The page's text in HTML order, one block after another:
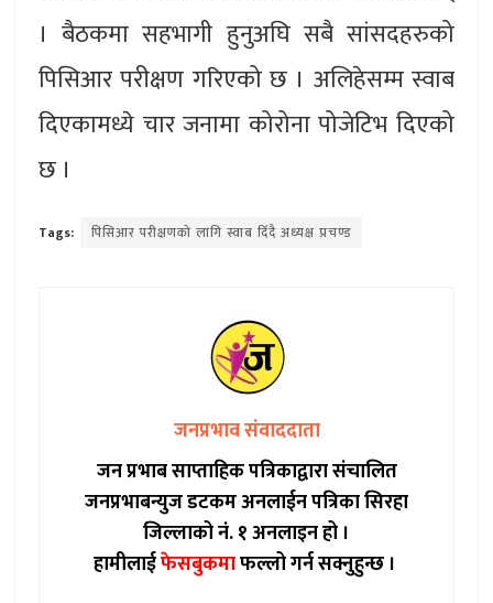
। बैठकमा सहभागी हुनुअघि सबै सांसदहरुको
पिसिआर परीक्षण गरिएको छ । अलिहेसम्म स्वाब
दिएकामध्ये चार जनामा कोरोना पोजेटिभ दिएको
छ ।
Tags: पिसिआर परीक्षणको लागि स्वाब दिँदै अध्यक्ष प्रचण्ड
जनप्रभाव संवाददाता
जन प्रभाब साप्ताहिक पत्रिकाद्वारा संचालित
जनप्रभाबन्युज डटकम अनलाईन पत्रिका सिरहा
जिल्लाको नं. १ अनलाइन हो ।
हामीलाईफेसबुकमाफल्लो गर्न सक्नुहुन्छ ।